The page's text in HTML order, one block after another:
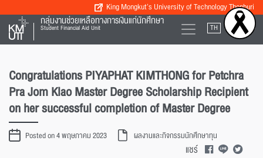
King Mongkut’s University of Technology Thonburi
กลุ่มงานช่วยเหลือทางการเงินแก่นักศึกษา
Student Financial Aid Unit TH EN
Congratulations PIYAPHAT KIMTHONG for Petchra
Pra Jom Klao Master Degree Scholarship Recipient
on her successful completion of Master Degree
Posted on 4 พฤษภาคม 2023 ผลงานและกิจกรรมนักศึกษาทุน
แชร์